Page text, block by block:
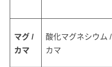
マグ /
カマ
酸化マグネシウム /
カマ